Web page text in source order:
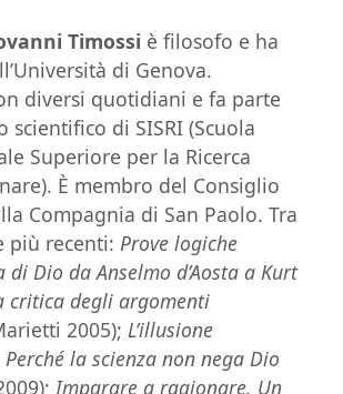
Timossi è filosofo e ha
di Genova.
diversi quotidiani e fa parte
scientifico di SISRI (Scuola
Superiore per la Ricerca
È membro del Consiglio
Compagnia di San Paolo. Tra
più recenti: Prove logiche
di Dio da Anselmo d’Aosta a Kurt
critica degli argomenti
2005); L’illusione
Perché la scienza non nega Dio
Imparare a ragionare. Un